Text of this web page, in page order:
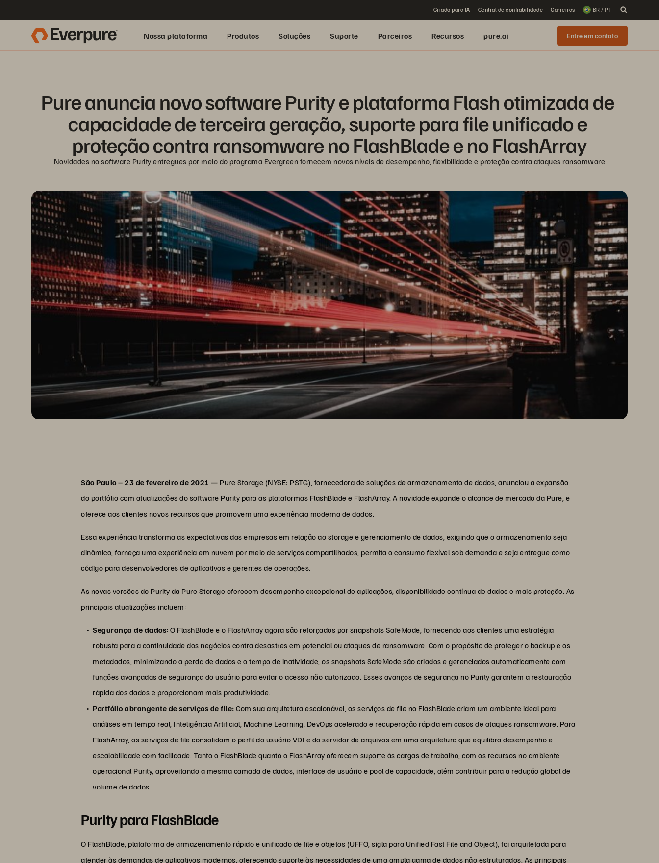
Criado para IA Central de confiabilidade Carreiras BR / PT
Nossa plataforma Produtos Soluções Suporte Parceiros Recursos pure.ai Entre em contato
Pure anuncia novo software Purity e plataforma Flash otimizada de
capacidade de terceira geração, suporte para file unificado e
proteção contra ransomware no FlashBlade e no FlashArray
Novidades no software Purity entregues por meio do programa Evergreen fornecem novos níveis de desempenho, flexibilidade e proteção contra ataques ransomware
São Paulo – 23 de fevereiro de 2021 — Pure Storage (NYSE: PSTG), fornecedora de soluções de armazenamento de dados, anunciou a expansão
do portfólio com atualizações do software Purity para as plataformas FlashBlade e FlashArray. A novidade expande o alcance de mercado da Pure, e
oferece aos clientes novos recursos que promovem uma experiência moderna de dados.
Essa experiência transforma as expectativas das empresas em relação ao storage e gerenciamento de dados, exigindo que o armazenamento seja
dinâmico, forneça uma experiência em nuvem por meio de serviços compartilhados, permita o consumo flexível sob demanda e seja entregue como
código para desenvolvedores de aplicativos e gerentes de operações.
As novas versões do Purity da Pure Storage oferecem desempenho excepcional de aplicações, disponibilidade contínua de dados e mais proteção. As
principais atualizações incluem:
Segurança de dados:O FlashBlade e o FlashArray agora são reforçados por snapshots SafeMode, fornecendo aos clientes uma estratégia
robusta para a continuidade dos negócios contra desastres em potencial ou ataques de ransomware. Com o propósito de proteger o backup e os
metadados, minimizando a perda de dados e o tempo de inatividade, os snapshots SafeMode são criados e gerenciados automaticamente com
funções avançadas de segurança do usuário para evitar o acesso não autorizado. Esses avanços de segurança no Purity garantem a restauração
rápida dos dados e proporcionam mais produtividade.
Portfólio abrangente de serviços de file: Com sua arquitetura escalonável, os serviços de file no FlashBlade criam um ambiente ideal para
análises em tempo real, Inteligência Artificial, Machine Learning, DevOps acelerado e recuperação rápida em casos de ataques ransomware. Para
FlashArray, os serviços de file consolidam o perfil do usuário VDI e do servidor de arquivos em uma arquitetura que equilibra desempenho e
escalabilidade com facilidade. Tanto o FlashBlade quanto o FlashArray oferecem suporte às cargas de trabalho, com os recursos no ambiente
operacional Purity, aproveitando a mesma camada de dados, interface de usuário e pool de capacidade, além contribuir para a redução global de
volume de dados.
Purity para FlashBlade
O FlashBlade, plataforma de armazenamento rápido e unificado de file e objetos (UFFO, sigla para Unified Fast File and Object), foi arquitetada para
atender às demandas de aplicativos modernos, oferecendo suporte às necessidades de uma ampla gama de dados não estruturados. As principais